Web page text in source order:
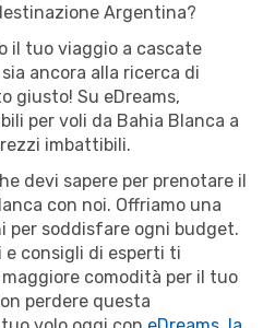
Argentina?
il tuo viaggio a cascate
ancora alla ricerca di
giusto! Su eDreams,
per voli da Bahia Blanca a
imbattibili.
devi sapere per prenotare il
con noi. Offriamo una
per soddisfare ogni budget.
consigli di esperti ti
comodità per il tuo
perdere questa